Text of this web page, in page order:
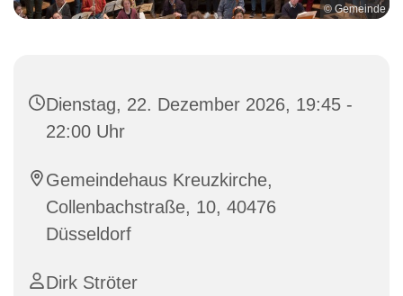
© Gemeinde
Dienstag, 22. Dezember 2026, 19:45 -
22:00 Uhr
Gemeindehaus Kreuzkirche,
Collenbachstraße, 10, 40476
Düsseldorf
Dirk Ströter